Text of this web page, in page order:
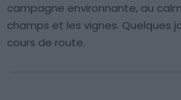
campagne environnante, au
champs et les vignes. Quelques
cours de route.